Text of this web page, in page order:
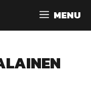
MENU